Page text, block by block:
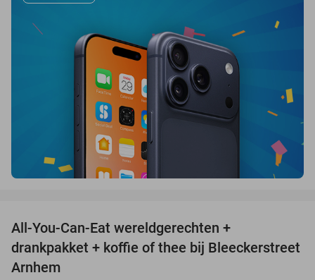
All-You-Can-Eat wereldgerechten +
drankpakket + koffie of thee bij Bleeckerstreet
Arnhem